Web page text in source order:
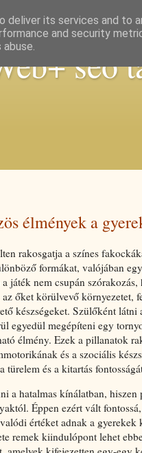
seo
élmények a
rakosgatja a színes
formákat, valójában
játék nem csupán szórakozás,
őket körülvevő környezetet,
készségeket. Szülőként látni
egyedül megépíteni egy
élmény. Ezek a pillanatok
és a szociális
és a kitartás
a hatalmas kínálatban,
Éppen ezért vált
értéket adnak a
remek kiindulópont lehet
its services and to
and security